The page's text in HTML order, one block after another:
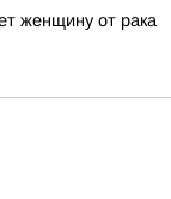
женщину от рака